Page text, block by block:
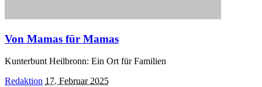
Von Mamas für Mamas
Kunterbunt Heilbronn: Ein Ort für Familien
Posted
Redaktion 17. Februar 2025